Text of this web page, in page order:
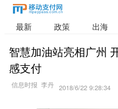
最新 政策 出海
智慧加油站亮相广州
感支付
2018/6/22 9:28:34